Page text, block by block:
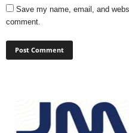
Save my name, email, and
comment.